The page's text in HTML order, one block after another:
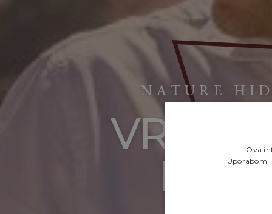
NATURE
VRATAOva
Uporabom